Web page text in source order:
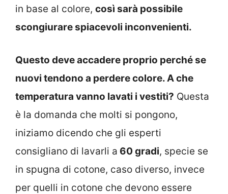
in base al colore, così sarà possibile
scongiurare spiacevoli inconvenienti.
Questo deve accadere proprio perché se
nuovi tendono a perdere colore. A che
temperatura vanno lavati i vestiti? Questa
è la domanda che molti si pongono,
iniziamo dicendo che gli esperti
consigliano di lavarli a 60 gradi, specie se
in spugna di cotone, caso diverso, invece
per quelli in cotone che devono essere